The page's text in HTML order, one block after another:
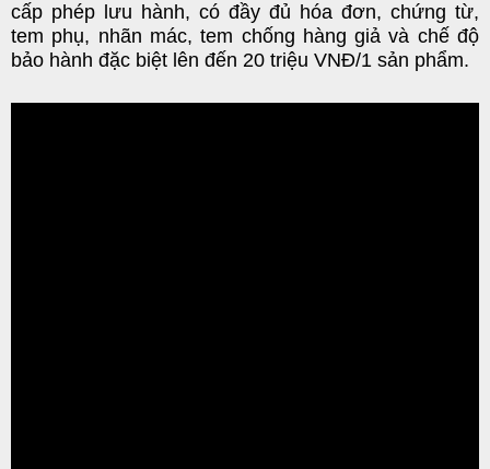
cấp phép lưu hành, có đầy đủ hóa đơn, chứng từ,
tem phụ, nhãn mác, tem chống hàng giả và chế độ
bảo hành đặc biệt lên đến 20 triệu VNĐ/1 sản phẩm.